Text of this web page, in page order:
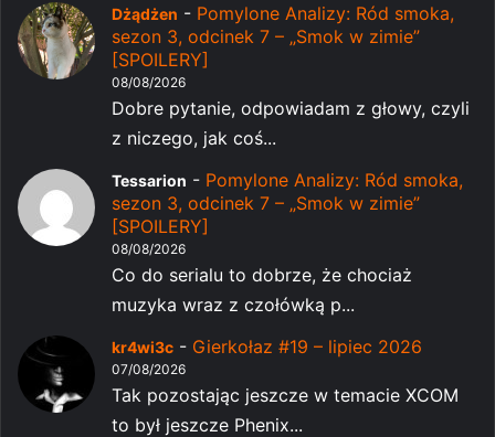
Dżądżen - Pomylone Analizy: Ród smoka,
sezon 3, odcinek 7 – „Smok w zimie”
[SPOILERY]
08/08/2026
Dobre pytanie, odpowiadam z głowy, czyli
z niczego, jak coś...
Tessarion - Pomylone Analizy: Ród smoka,
sezon 3, odcinek 7 – „Smok w zimie”
[SPOILERY]
08/08/2026
Co do serialu to dobrze, że chociaż
muzyka wraz z czołówką p...
kr4wi3c - Gierkołaz #19 – lipiec 2026
07/08/2026
Tak pozostając jeszcze w temacie XCOM
to był jeszcze Phenix...